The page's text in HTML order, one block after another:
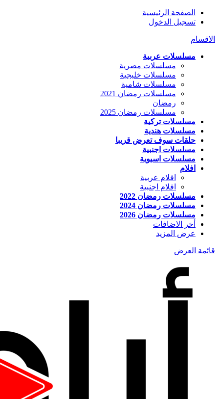
الصفحة الرئيسية
تسجيل الدخول
الاقسام
مسلسلات عربية
مسلسلات مصرية
مسلسلات خليجية
مسلسلات شامية
مسلسلات رمضان 2021
رمضان
مسلسلات رمضان 2025
مسلسلات تركية
مسلسلات هندية
حلقات سوف تعرض قريبا
مسلسلات اجنبية
مسلسلات اسيوية
افلام
افلام عربية
افلام اجنبية
مسلسلات رمضان 2022
مسلسلات رمضان 2024
مسلسلات رمضان 2026
أخر الاضافات
عرض المزيد
قائمة العرض